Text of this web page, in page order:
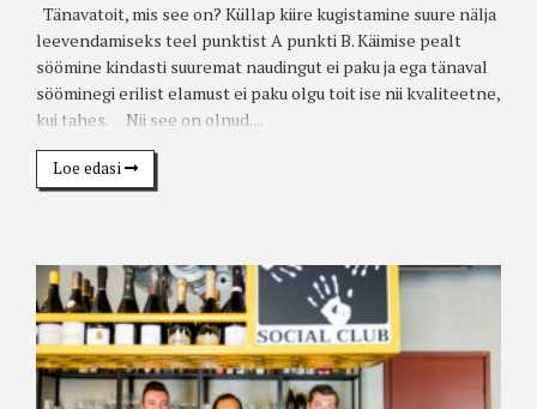
Tänavatoit, mis see on? Küllap kiire kugistamine suure nälja
leevendamiseks teel punktist A punkti B. Käimise pealt
söömine kindasti suuremat naudingut ei paku ja ega tänaval
sööminegi erilist elamust ei paku olgu toit ise nii kvaliteetne,
kui tahes. Nii see on olnud....
Loe edasi